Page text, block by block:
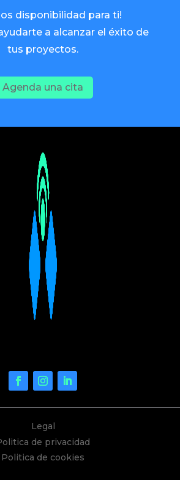
disponibilidad para ti!
a alcanzar el éxito de
tus proyectos.
Agenda una cita
Legal
de privacidad
Politica de cookies